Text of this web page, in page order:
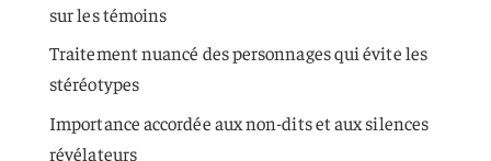
sur les témoins
Traitement nuancé des personnages qui évite les
stéréotypes
Importance accordée aux non-dits et aux silences
révélateurs